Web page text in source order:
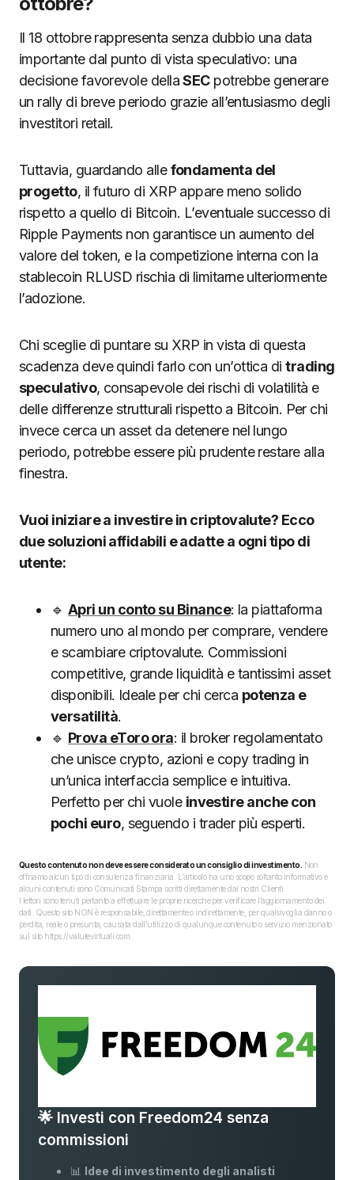
Il 18 ottobre rappresenta senza dubbio una data
importante dal punto di vista speculativo: una
decisione favorevole dellaSECpotrebbe generare
un rally di breve periodo grazie all’entusiasmo degli
investitori retail.
Tuttavia, guardando allefondamenta del
progetto, il futuro di XRP appare meno solido
rispetto a quello di Bitcoin. L’eventuale successo di
Ripple Payments non garantisce un aumento del
valore del token, e la competizione interna con la
stablecoin RLUSD rischia di limitarne ulteriormente
l’adozione.
Chi sceglie di puntare su XRP in vista di questa
scadenza deve quindi farlo con un’ottica ditrading
speculativo, consapevole dei rischi di volatilità e
delle differenze strutturali rispetto a Bitcoin. Per chi
invece cerca un asset da detenere nel lungo
periodo, potrebbe essere più prudente restare alla
finestra.
Vuoi iniziare a investire in criptovalute? Ecco
due soluzioni affidabili e adatte a ogni tipo di
utente:
🔹 Apri un conto su Binance: la piattaforma
numero uno al mondo per comprare, vendere
e scambiare criptovalute. Commissioni
competitive, grande liquidità e tantissimi asset
disponibili. Ideale per chi cerca potenza e
versatilità.
🔹 Prova eToro ora: il broker regolamentato
che unisce crypto, azioni e copy trading in
un’unica interfaccia semplice e intuitiva.
Perfetto per chi vuole investire anche con
pochi euro, seguendo i trader più esperti.
Questo contenuto non deve essere considerato un consiglio di investimento. Non
offriamo alcun tipo di consulenza finanziaria. L’articolo ha uno scopo soltanto informativo e
alcuni contenuti sono Comunicati Stampa scritti direttamente dai nostri Clienti.
I lettori sono tenuti pertanto a effettuare le proprie ricerche per verificare l’aggiornamento dei
dati. Questo sito NON è responsabile, direttamente o indirettamente, per qualsivoglia danno o
perdita, reale o presunta, causata dall'utilizzo di qualunque contenuto o servizio menzionato
sul sito https://valutevirtuali.com.
🌟 Investi con Freedom24 senza
commissioni
📊 Idee di investimento degli analisti